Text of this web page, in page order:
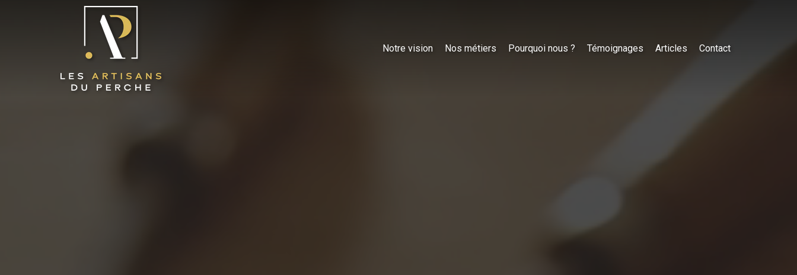
Notre vision Nos métiers Pourquoi nous ? Témoignages Articles Contact